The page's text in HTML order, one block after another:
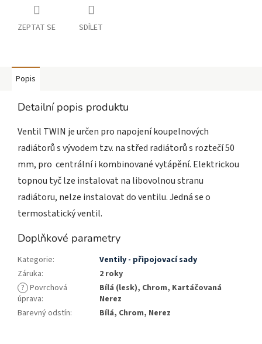
ZEPTAT SE SDÍLET
Popis
Detailní popis produktu
Ventil TWIN je určen pro napojení koupelnových
radiátorů s vývodem tzv. na střed radiátorů s roztečí 50
mm, pro centrální i kombinované vytápění. Elektrickou
topnou tyč lze instalovat na libovolnou stranu
radiátoru, nelze instalovat do ventilu. Jedná se o
termostatický ventil.
Doplňkové parametry
Kategorie:
Ventily - připojovací sady
Záruka:
2 roky
? Povrchová
úprava:
Bílá (lesk), Chrom, Kartáčovaná
Nerez
Barevný odstín: Bílá, Chrom, Nerez